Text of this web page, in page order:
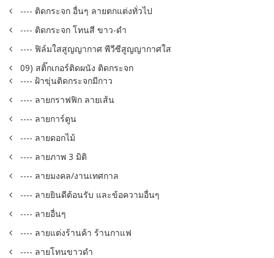
---- ติดกระจก อื่นๆ ลายตกแต่งทั่วไป
---- ติดกระจก โทนสี ขาว-ดำ
---- ฟิล์มใสสูญญากาศ พีวีซีสูญญากาศใส
09) สติ๊กเกอร์ติดผนัง ติดกระจก
---- ฝ้าขุ่นติดกระจกมีกาว
---- ลายกราฟฟิก ลายเส้น
---- ลายการ์ตูน
---- ลายดอกไม้
---- ลายภาพ 3 มิติ
---- ลายมงคล/งานเทศกาล
---- ลายยินดีต้อนรับ และข้อความอื่นๆ
---- ลายอื่นๆ
---- ลายแต่งร้านค้า ร้านกาแฟ
---- ลายโทนขาวดำ